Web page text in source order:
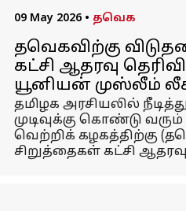
09 May 2026 • தவெக
தவெகவிற்கு
கட்சி ஆதரவு
யூனியன் முஸ்லீம் லீக்
தமிழக அரசியலில்
முடிவுக்கு கொண்டு
வெற்றிக் கழகத்திற்கு
சிறுத்தைகள் கட்சி